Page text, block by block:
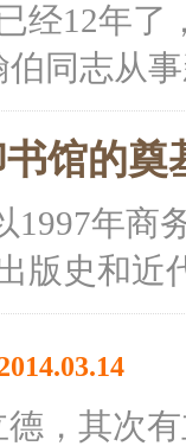
经12年
同志从
书馆的
1997年商
版史和近
，其次